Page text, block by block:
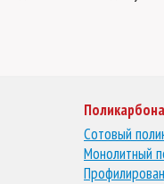
Сотовый
Монолитный